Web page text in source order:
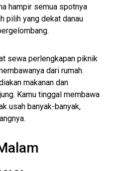
hampir semua spotnya
pilih yang dekat danau
sewa perlengkapan piknik
dari rumah.
makanan dan
Kamu tinggal membawa
usah banyak-banyak,